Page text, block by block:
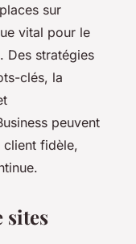
sur
vital pour le
Des stratégies
clés, la
peuvent
client fidèle,
sites